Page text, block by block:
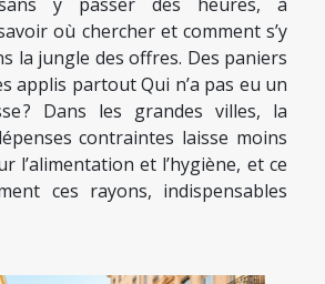
où chercher et comment s’y
la jungle des offres. Des paniers
applis partout Qui n’a pas eu un
? Dans les grandes villes, la
contraintes laisse moins
l’alimentation et l’hygiène, et ce
ces rayons, indispensables